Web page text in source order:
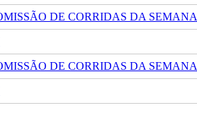
DE CORRIDAS DA SEMANA
DE CORRIDAS DA SEMANA